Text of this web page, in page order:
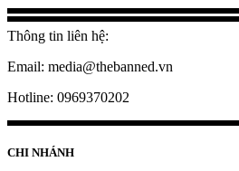
Thông tin liên hệ:
Email: media@thebanned.vn
Hotline: 0969370202
CHI NHÁNH